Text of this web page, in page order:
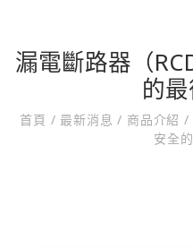
漏電斷路器（
的
首頁 / 最新消息/ 商品介紹/
安全